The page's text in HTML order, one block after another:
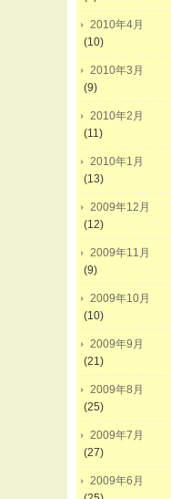
2010年4月
(10)
2010年3月
(9)
2010年2月
(11)
2010年1月
(13)
2009年12月
(12)
2009年11月
(9)
2009年10月
(10)
2009年9月
(21)
2009年8月
(25)
2009年7月
(27)
2009年6月